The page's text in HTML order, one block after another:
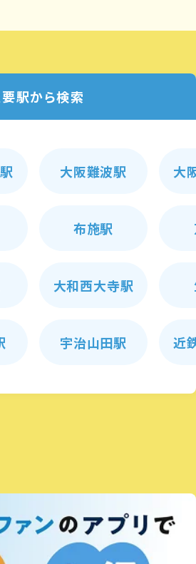
駅から検索
大阪難波駅 大
布施駅
大和西大寺駅
宇治山田駅 近